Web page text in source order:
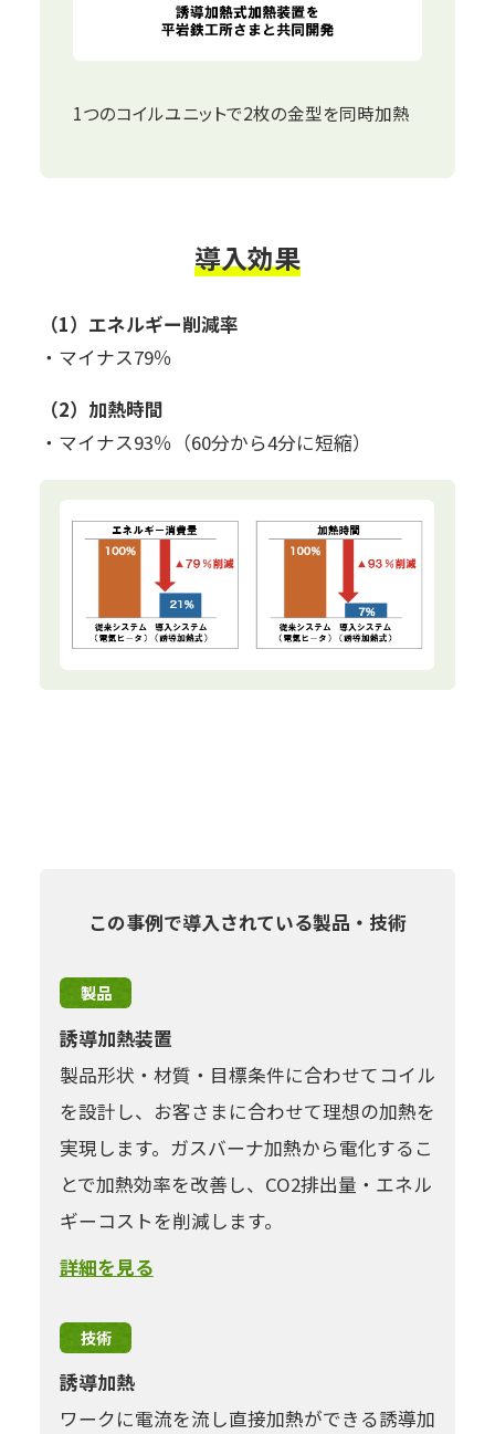
1つのコイルユニットで2枚の金型を同時加熱
導入効果
（1）エネルギー削減率
・マイナス79％
（2）加熱時間
・マイナス93％（60分から4分に短縮）
この事例で導入されている製品・技術
製品
誘導加熱装置
製品形状・材質・目標条件に合わせてコイル
を設計し、お客さまに合わせて理想の加熱を
実現します。ガスバーナ加熱から電化するこ
とで加熱効率を改善し、CO2排出量・エネル
ギーコストを削減します。
詳細を見る
技術
誘導加熱
ワークに電流を流し直接加熱ができる誘導加